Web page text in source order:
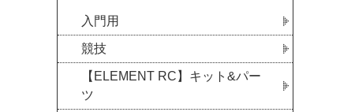
入門用
競技
【ELEMENT RC】キット&パー
ツ